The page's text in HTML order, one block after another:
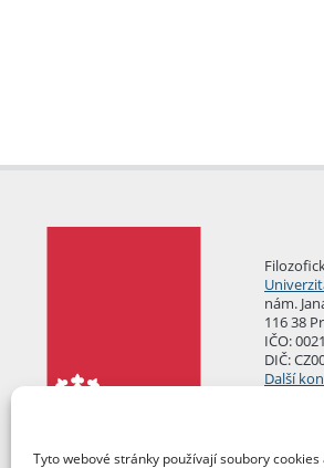
Tyto webové stránky používají soubory
nám.
116 38
IČO:
DIČ:
Další